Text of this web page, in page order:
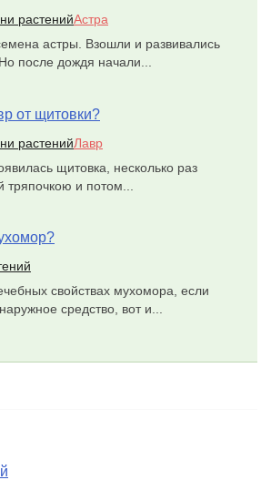
растенийАстра
астры. Взошли и развивались
после дождя начали...
от щитовки?
растенийЛавр
щитовка, несколько раз
тряпочкою и потом...
свойствах мухомора, если
средство, вот и...